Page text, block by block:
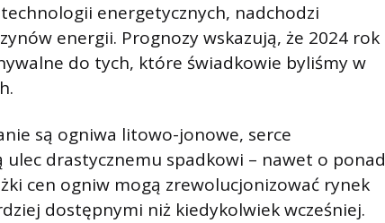
energetycznych, nadchodzi
energii. Prognozy wskazują, że 2024 rok
do tych, które świadkowie byliśmy w
są ogniwa litowo-jonowe, serce
drastycznemu spadkowi – nawet o ponad
cen ogniw mogą zrewolucjonizować rynek
dostępnymi niż kiedykolwiek wcześniej.